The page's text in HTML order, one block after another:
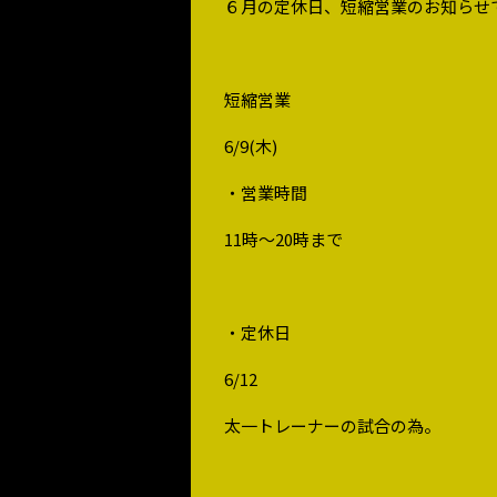
６月の定休日、短縮営業のお知らせ
短縮営業
6/9(木)
・営業時間
11時～20時まで
・定休日
6/12
太一トレーナーの試合の為。